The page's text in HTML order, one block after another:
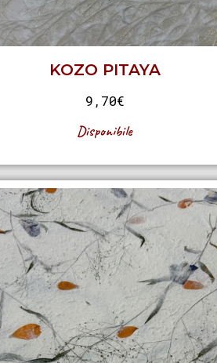
KOZO PITAYA
9,70€
Disponibile